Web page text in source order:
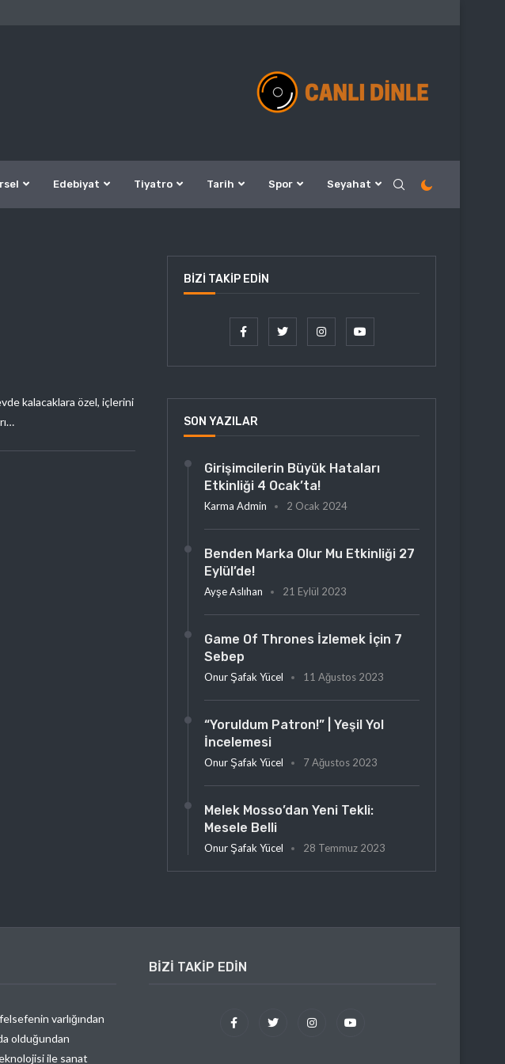
Edebiyat Tiyatro Tarih Spor Seyahat
kalacaklara özel, içlerini
BIZI TAKIP EDIN
SON YAZILAR
Girişimcilerin Büyük Hataları
Etkinliği 4 Ocak’ta!
Karma Admin 2 Ocak 2024
Benden Marka Olur Mu Etkinliği 27
Eylül’de!
Ayşe Aslıhan 21 Eylül 2023
Game Of Thrones İzlemek İçin 7
Sebep
Onur Şafak Yücel 11 Ağustos 2023
“Yoruldum Patron!” | Yeşil Yol
İncelemesi
Onur Şafak Yücel 7 Ağustos 2023
Melek Mosso’dan Yeni Tekli:
Mesele Belli
Onur Şafak Yücel 28 Temmuz 2023
varlığından
olduğundan
ile sanat
BIZI TAKIP EDIN